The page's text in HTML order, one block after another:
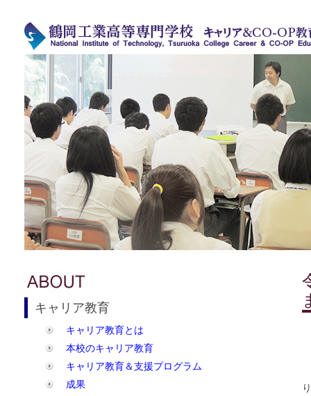
キャリア教育
キャリア教育とは
本校のキャリア教育
キャリア教育＆支援プログラム
成果